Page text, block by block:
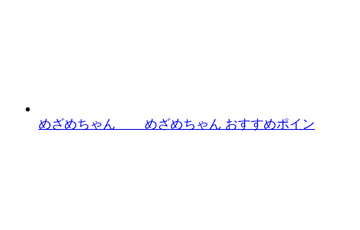
めざめちゃん めざめちゃん おすすめポイン